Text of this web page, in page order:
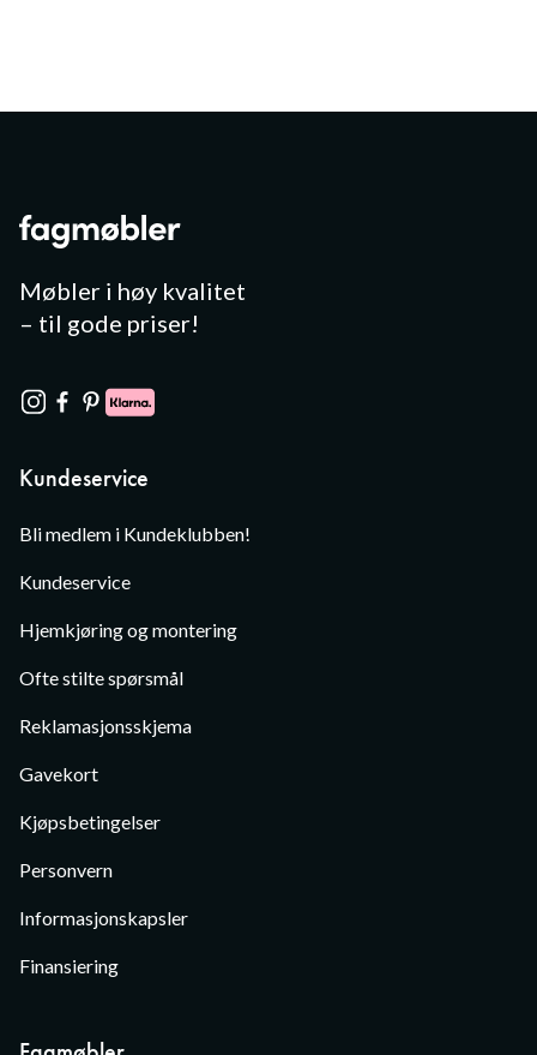
Møbler i høy kvalitet
– til gode priser!
Kundeservice
Bli medlem i Kundeklubben!
Kundeservice
Hjemkjøring og montering
Ofte stilte spørsmål
Reklamasjonsskjema
Gavekort
Kjøpsbetingelser
Personvern
Informasjonskapsler
Finansiering